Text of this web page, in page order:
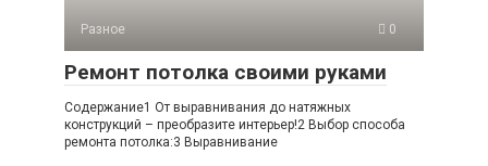
Разное 0
Ремонт потолка своими руками
Содержание1 От выравнивания до натяжных
конструкций – преобразите интерьер!2 Выбор способа
ремонта потолка:3 Выравнивание